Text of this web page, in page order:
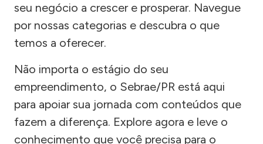
seu negócio a crescer e prosperar. Navegue
por nossas categorias e descubra o que
temos a oferecer.
Não importa o estágio do seu
empreendimento, o Sebrae/PR está aqui
para apoiar sua jornada com conteúdos que
fazem a diferença. Explore agora e leve o
conhecimento que você precisa para o